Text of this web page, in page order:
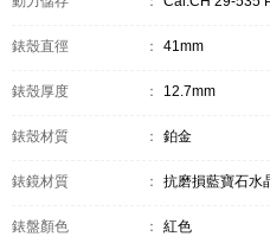
錶殼直徑 ： 41mm
錶殼厚度 ： 12.7mm
錶殼材質 ： 鉑金
錶鏡材質 ： 抗磨損藍寶石水
錶盤顏色 ： 紅色